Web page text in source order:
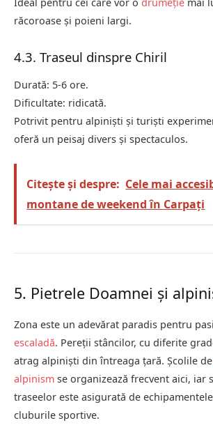
răcoroase și poieni largi.
4.3. Traseul dinspre Chiril
Durată: 5-6 ore.
Dificultate: ridicată.
Potrivit pentru alpiniști și turiști
oferă un peisaj divers și spectaculos.
Citește și despre: Cele mai
montane de weekend în Carpați
5. Pietrele Doamnei și
Zona este un adevărat paradis pentru
escaladă. Pereții stâncilor, cu diferite
atrag alpiniști din întreaga țară. Școlile de
alpinism se organizează frecvent aici, iar
traseelor este asigurată de
cluburile sportive.